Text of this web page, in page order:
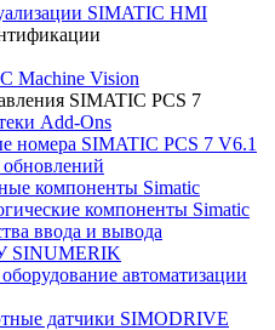
SIMATIC HMI
Machine Vision
SIMATIC PCS 7
Add-Ons
номера SIMATIC PCS 7 V6.1
компоненты Simatic
компоненты Simatic
ввода и вывода
SINUMERIK
автоматизации
датчики SIMODRIVE